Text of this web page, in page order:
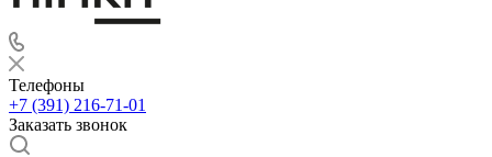
Телефоны
+7 (391) 216-71-01
Заказать звонок